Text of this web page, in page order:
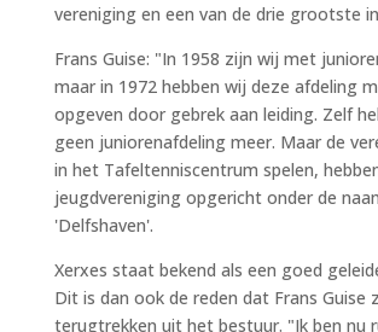
vereniging en een van de drie grootste
Frans Guise: "In 1958 zijn wij met
maar in 1972 hebben wij deze afdeling
opgeven door gebrek aan leiding. Zelf
geen juniorenafdeling meer. Maar de
in het Tafeltenniscentrum spelen,
jeugdvereniging opgericht onder de
'Delfshaven'.
Xerxes staat bekend als een goed
Dit is dan ook de reden dat Frans Guise
terugtrekken uit het bestuur. "Ik ben nu